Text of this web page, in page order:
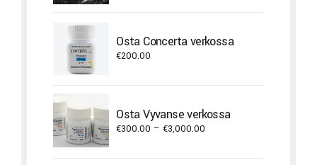
€22,000.00
Osta Concerta verkossa
€200.00
Osta Vyvanse verkossa
€300.00 – €3,000.00